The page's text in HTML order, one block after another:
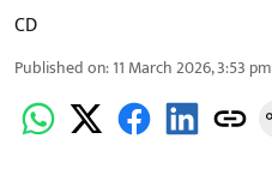
CD
Published on:11 March 2026, 3:53 pm